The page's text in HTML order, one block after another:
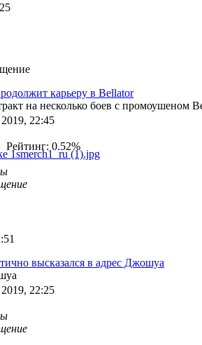
карьеру в Bellator
на несколько боев с промоушеном
22:45
Рейтинг: 0.52%
высказался в адрес Джошуа
22:25